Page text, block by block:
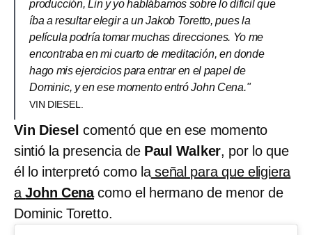
producción, Lin y yo hablábamos sobre lo difícil que
íba a resultar elegir a un Jakob Toretto, pues la
película podría tomar muchas direcciones. Yo me
encontraba en mi cuarto de meditación, en donde
hago mis ejercicios para entrar en el papel de
Dominic, y en ese momento entró John Cena."
VIN DIESEL.
Vin Diesel comentó que en ese momento
sintió la presencia de Paul Walker, por lo que
él lo interpretó como laseñal para que eligiera
aJohn Cenacomo el hermano de menor de
Dominic Toretto.